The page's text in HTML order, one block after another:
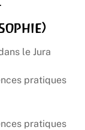
le Jura
pratiques
pratiques